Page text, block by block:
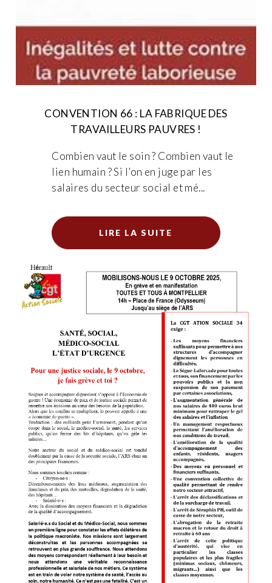
CONVENTION 66 : LA FABRIQUE DES
TRAVAILLEURS PAUVRES !
Combien vaut le soin ? Combien vaut le
lien humain ? Si l’on en juge par les
salaires du secteur social et mé...
LIRE LA SUITE